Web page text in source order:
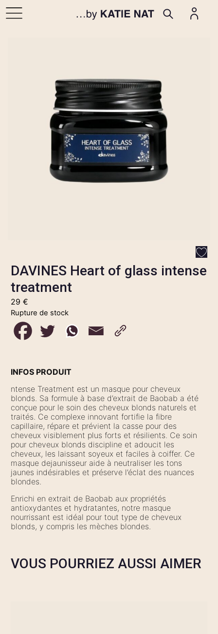
DAVINES Heart of glass intense
treatment
29€
Rupture de stock
INFOS PRODUIT
ntense Treatment est un masque pour cheveux
blonds. Sa formule à base d’extrait de Baobab a été
conçue pour le soin des cheveux blonds naturels et
traités. Ce complexe innovant fortifie la fibre
capillaire, répare et prévient la casse pour des
cheveux visiblement plus forts et résilients. Ce soin
pour cheveux blonds discipline et adoucit les
cheveux, les laissant soyeux et faciles à coiffer. Ce
masque dejaunisseur aide à neutraliser les tons
jaunes indésirables et préserve l’éclat des nuances
blondes.
Enrichi en extrait de Baobab aux propriétés
antioxydantes et hydratantes, notre masque
nourrissant est idéal pour tout type de cheveux
blonds, y compris les mèches blondes.
VOUS POURRIEZ AUSSI AIMER